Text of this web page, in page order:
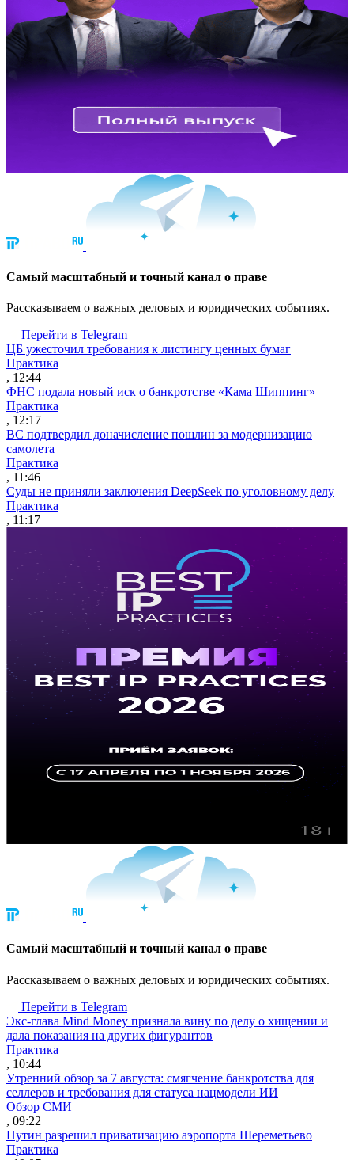
Cамый масштабный и точный канал о праве
Рассказываем о важных деловых и юридических событиях.
Перейти в Telegram
ЦБ ужесточил требования к листингу ценных бумаг
Практика
, 12:44
ФНС подала новый иск о банкротстве «Кама Шиппинг»
Практика
, 12:17
ВС подтвердил доначисление пошлин за модернизацию
самолета
Практика
, 11:46
Суды не приняли заключения DeepSeek по уголовному делу
Практика
, 11:17
Cамый масштабный и точный канал о праве
Рассказываем о важных деловых и юридических событиях.
Перейти в Telegram
Экс-глава Mind Money признала вину по делу о хищении и
дала показания на других фигурантов
Практика
, 10:44
Утренний обзор за 7 августа: смягчение банкротства для
селлеров и требования для статуса нацмодели ИИ
Обзор СМИ
, 09:22
Путин разрешил приватизацию аэропорта Шереметьево
Практика